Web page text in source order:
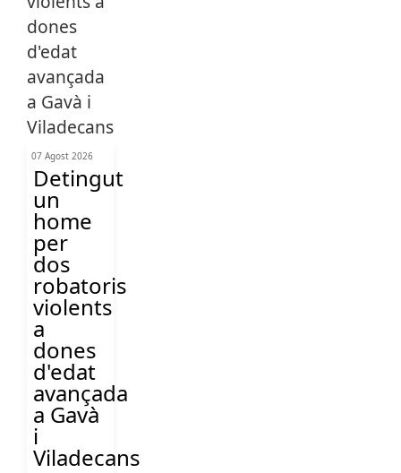
07 Agost 2026
Detingut
un
home
per
dos
robatoris
violents
a
dones
d'edat
avançada
a Gavà
i
Viladecans